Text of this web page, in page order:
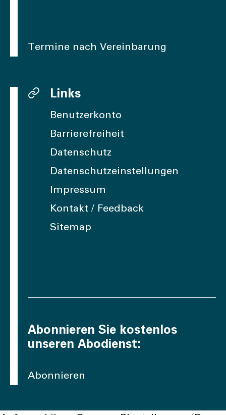
Termine nach Vereinbarung
Links
Benutzerkonto
Barrierefreiheit
Datenschutz
Datenschutzeinstellungen
Impressum
Kontakt / Feedback
Sitemap
Abonnieren Sie kostenlos
unseren Abodienst:
Abonnieren